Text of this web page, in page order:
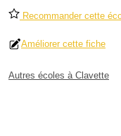
Recommander cette
Améliorer cette fiche
Autres écoles à Clavette